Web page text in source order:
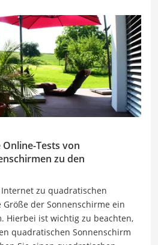
Online-Tests von
zu den
zu quadratischen
der Sonnenschirme ein
Hierbei ist wichtig zu beachten,
quadratischen Sonnenschirm